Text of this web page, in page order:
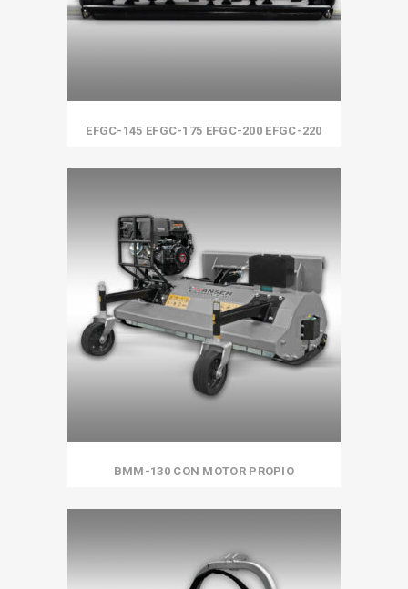
EFGC-145 EFGC-175 EFGC-200 EFGC-220
BMM-130 CON MOTOR PROPIO